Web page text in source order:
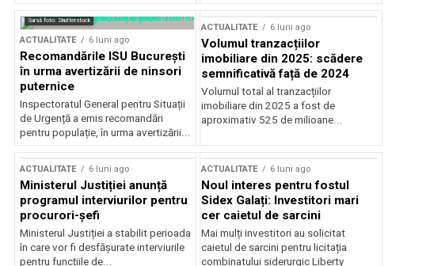
Sursă foto: Shutterstock
ACTUALITATE 6 luni ago
Recomandările ISU București
în urma avertizării de ninsori
puternice
Inspectoratul General pentru Situații
de Urgență a emis recomandări
pentru populație, în urma avertizării...
ACTUALITATE 6 luni ago
Volumul tranzacțiilor
imobiliare din 2025: scădere
semnificativă față de 2024
Volumul total al tranzacțiilor
imobiliare din 2025 a fost de
aproximativ 525 de milioane...
ACTUALITATE 6 luni ago
Ministerul Justiției anunță
programul interviurilor pentru
procurori-șefi
Ministerul Justiției a stabilit perioada
în care vor fi desfășurate interviurile
pentru funcțiile de...
ACTUALITATE 6 luni ago
Noul interes pentru fostul
Sidex Galați: Investitori mari
cer caietul de sarcini
Mai mulți investitori au solicitat
caietul de sarcini pentru licitația
combinatului siderurgic Liberty